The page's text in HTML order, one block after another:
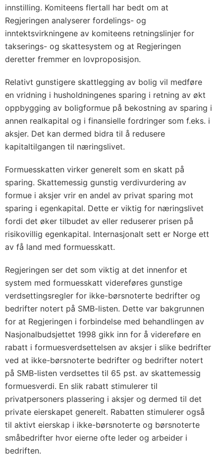
innstilling. Komiteens flertall har bedt om at
Regjeringen analyserer fordelings- og
inntektsvirkningene av komiteens retningslinjer for
takserings- og skattesystem og at Regjeringen
deretter fremmer en lovproposisjon.
Relativt gunstigere skattlegging av bolig vil medføre
en vridning i husholdningenes sparing i retning av økt
oppbygging av boligformue på bekostning av sparing i
annen realkapital og i finansielle fordringer som f.eks. i
aksjer. Det kan dermed bidra til å redusere
kapitaltilgangen til næringslivet.
Formuesskatten virker generelt som en skatt på
sparing. Skattemessig gunstig verdivurdering av
formue i aksjer vrir en andel av privat sparing mot
sparing i egenkapital. Dette er viktig for næringslivet
fordi det øker tilbudet av eller reduserer prisen på
risikovillig egenkapital. Internasjonalt sett er Norge ett
av få land med formuesskatt.
Regjeringen ser det som viktig at det innenfor et
system med formuesskatt videreføres gunstige
verdsettingsregler for ikke-børsnoterte bedrifter og
bedrifter notert på SMB-listen. Dette var bakgrunnen
for at Regjeringen i forbindelse med behandlingen av
Nasjonalbudsjettet 1998 gikk inn for å videreføre en
rabatt i formuesverdsettelsen av aksjer i slike bedrifter
ved at ikke-børsnoterte bedrifter og bedrifter notert
på SMB-listen verdsettes til 65 pst. av skattemessig
formuesverdi. En slik rabatt stimulerer til
privatpersoners plassering i aksjer og dermed til det
private eierskapet generelt. Rabatten stimulerer også
til aktivt eierskap i ikke-børsnoterte og børsnoterte
småbedrifter hvor eierne ofte leder og arbeider i
bedriften.